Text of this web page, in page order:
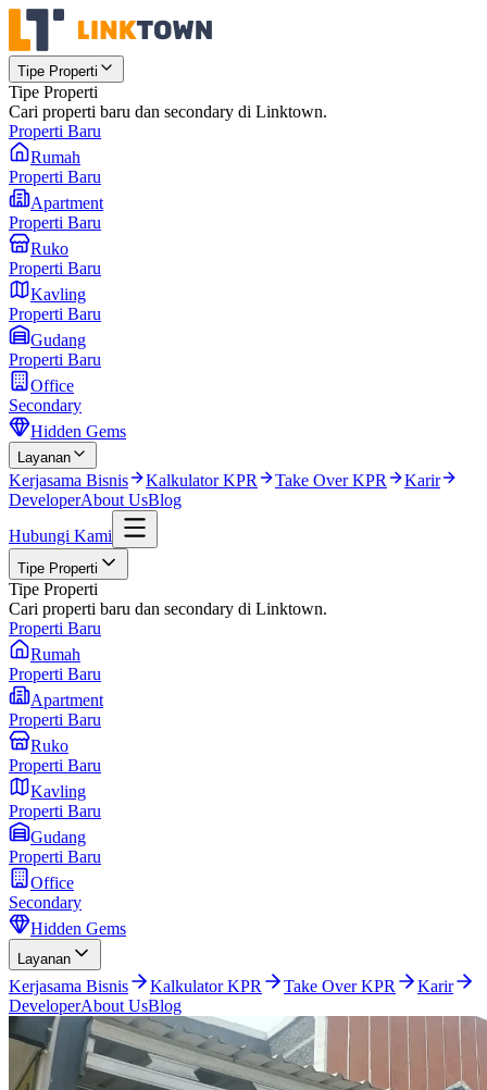
Tipe Properti
Tipe Properti
Cari properti baru dan secondary di Linktown.
Properti Baru
Rumah
Properti Baru
Apartment
Properti Baru
Ruko
Properti Baru
Kavling
Properti Baru
Gudang
Properti Baru
Office
Secondary
Hidden Gems
Layanan
Kerjasama Bisnis Kalkulator KPR Take Over KPR
Karir
DeveloperAbout UsBlog
Hubungi Kami
Tipe Properti
Tipe Properti
Cari properti baru dan secondary di Linktown.
Properti Baru
Rumah
Properti Baru
Apartment
Properti Baru
Ruko
Properti Baru
Kavling
Properti Baru
Gudang
Properti Baru
Office
Secondary
Hidden Gems
Layanan
Kerjasama Bisnis Kalkulator KPR Take Over KPR
Karir
DeveloperAbout UsBlog